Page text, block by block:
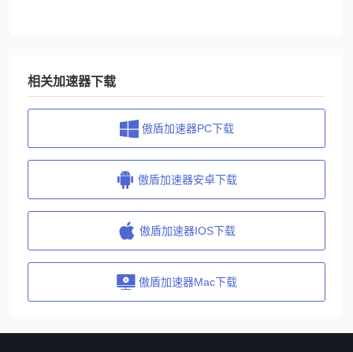
相关加速器下载
傲盾加速器PC下载
傲盾加速器安卓下载
傲盾加速器IOS下载
傲盾加速器Mac下载